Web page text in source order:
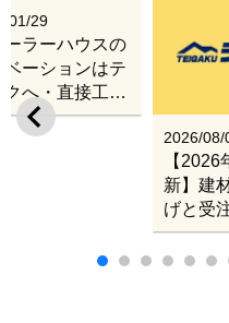
2026/08/
【
新】建
げと受
｜塗料
ンナー
ーフィ
と材料
01/29
ーラーハウスの
ベーションはテ
クへ・直接工事
張改修サービス